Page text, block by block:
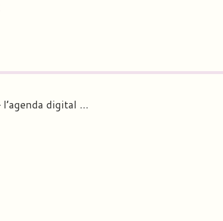
Le Carnet journal 2026-2027 – l’agenda digital personnalisé des professeurs des écoles